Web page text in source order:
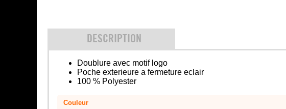
DESCRIPTION
Doublure avec motif logo
Poche exterieure a fermeture eclair
100 % Polyester
Couleur